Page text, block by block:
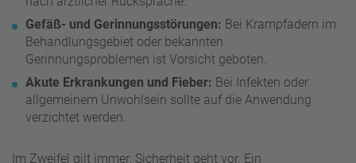
Gefäß- und Gerinnungsstörungen: Bei Krampfadern im
Behandlungsgebiet oder bekannten
Gerinnungsproblemen ist Vorsicht geboten.
Akute Erkrankungen und Fieber: Bei Infekten oder
allgemeinem Unwohlsein sollte auf die Anwendung
verzichtet werden.
Im Zweifel gilt immer: Sicherheit geht vor. Ein